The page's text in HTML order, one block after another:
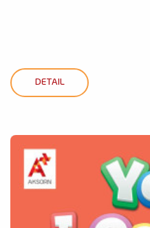
DETAIL